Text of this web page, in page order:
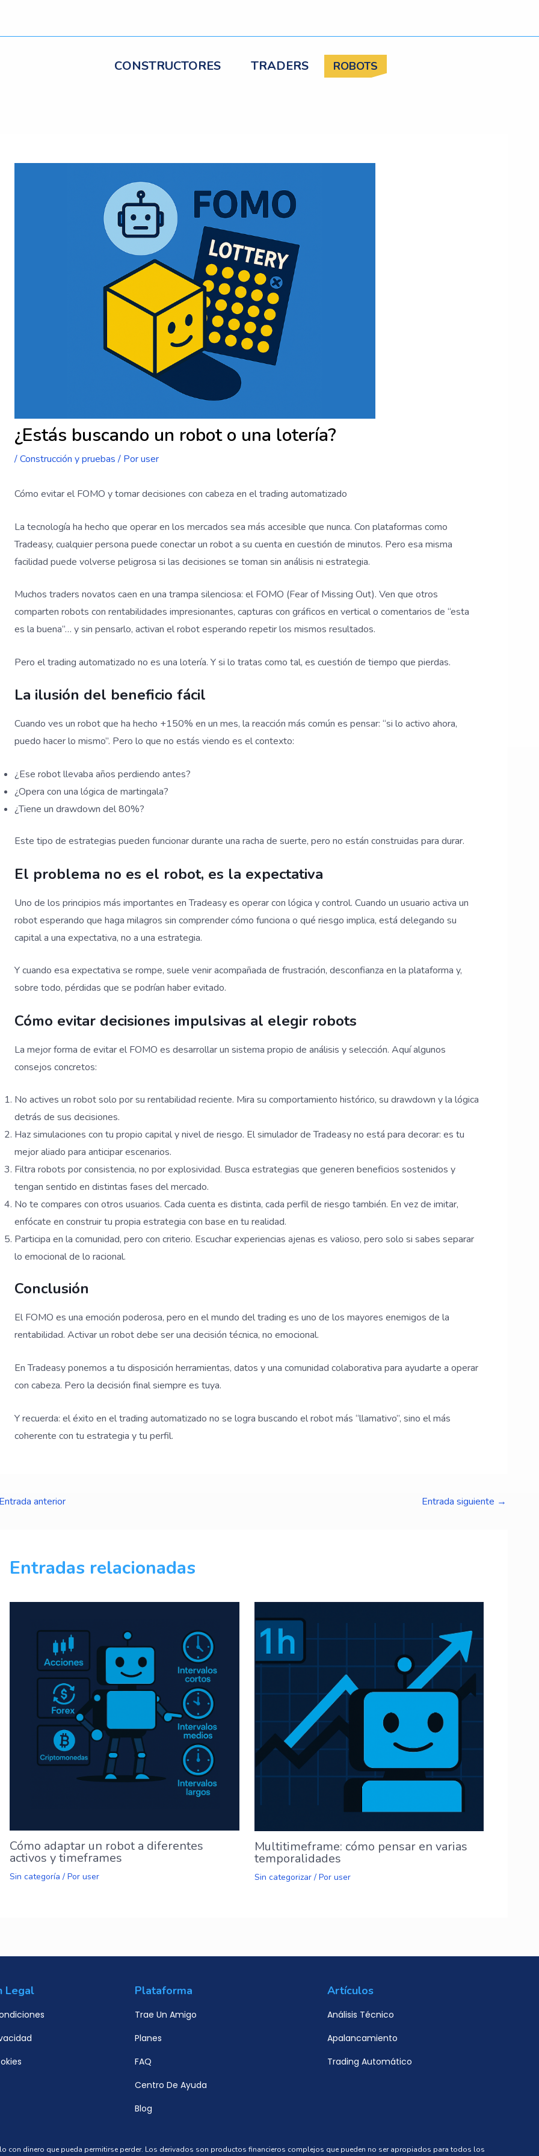
CONSTRUCTORES TRADERS ROBOTS
¿Estás buscando un robot o una lotería?
/Construcción y pruebas/ Poruser
Cómo evitar el FOMO y tomar decisiones con cabeza en el trading automatizado
La tecnología ha hecho que operar en los mercados sea más accesible que nunca. Con plataformas como
Tradeasy, cualquier persona puede conectar un robot a su cuenta en cuestión de minutos. Pero esa misma
facilidad puede volverse peligrosa si las decisiones se toman sin análisis ni estrategia.
Muchos traders novatos caen en una trampa silenciosa: el FOMO (Fear of Missing Out). Ven que otros
comparten robots con rentabilidades impresionantes, capturas con gráficos en vertical o comentarios de “esta
es la buena”… y sin pensarlo, activan el robot esperando repetir los mismos resultados.
Pero el trading automatizado no es una lotería. Y si lo tratas como tal, es cuestión de tiempo que pierdas.
La ilusión del beneficio fácil
Cuando ves un robot que ha hecho +150% en un mes, la reacción más común es pensar: “si lo activo ahora,
puedo hacer lo mismo”. Pero lo que no estás viendo es el contexto:
¿Ese robot llevaba años perdiendo antes?
¿Opera con una lógica de martingala?
¿Tiene un drawdown del 80%?
Este tipo de estrategias pueden funcionar durante una racha de suerte, pero no están construidas para durar.
El problema no es el robot, es la expectativa
Uno de los principios más importantes en Tradeasy es operar con lógica y control. Cuando un usuario activa un
robot esperando que haga milagros sin comprender cómo funciona o qué riesgo implica, está delegando su
capital a una expectativa, no a una estrategia.
Y cuando esa expectativa se rompe, suele venir acompañada de frustración, desconfianza en la plataforma y,
sobre todo, pérdidas que se podrían haber evitado.
Cómo evitar decisiones impulsivas al elegir robots
La mejor forma de evitar el FOMO es desarrollar un sistema propio de análisis y selección. Aquí algunos
consejos concretos:
No actives un robot solo por su rentabilidad reciente. Mira su comportamiento histórico, su drawdown y la lógica
detrás de sus decisiones.
Haz simulaciones con tu propio capital y nivel de riesgo. El simulador de Tradeasy no está para decorar: es tu
mejor aliado para anticipar escenarios.
Filtra robots por consistencia, no por explosividad. Busca estrategias que generen beneficios sostenidos y
tengan sentido en distintas fases del mercado.
No te compares con otros usuarios. Cada cuenta es distinta, cada perfil de riesgo también. En vez de imitar,
enfócate en construir tu propia estrategia con base en tu realidad.
Participa en la comunidad, pero con criterio. Escuchar experiencias ajenas es valioso, pero solo si sabes separar
lo emocional de lo racional.
Conclusión
El FOMO es una emoción poderosa, pero en el mundo del trading es uno de los mayores enemigos de la
rentabilidad. Activar un robot debe ser una decisión técnica, no emocional.
En Tradeasy ponemos a tu disposición herramientas, datos y una comunidad colaborativa para ayudarte a operar
con cabeza. Pero la decisión final siempre es tuya.
Y recuerda: el éxito en el trading automatizado no se logra buscando el robot más “llamativo”, sino el más
coherente con tu estrategia y tu perfil.
anterior Entrada siguiente →
Entradas relacionadas
Cómo adaptar un robot a diferentes
activos y timeframes
Sin categoría / Por user
Multitimeframe: cómo pensar en varias
temporalidades
Sin categorizar/ Por user
Legal Plataforma
Trae Un Amigo
Planes
FAQ
Centro De Ayuda
Blog
Artículos
Análisis Técnico
Apalancamiento
Trading Automático
con dinero que pueda permitirse perder. Los derivados son productos financieros complejos que pueden no ser apropiados para todos los